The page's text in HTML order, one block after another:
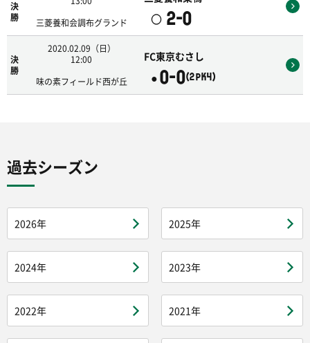
決
勝
三菱養和会調布グランド
〇 2-0
決
勝
2020.02.09（日）
12:00
味の素フィールド西が丘
FC東京むさし
●0-0(2PK4)
過去シーズン
2026年 2025年
2024年 2023年
2022年 2021年